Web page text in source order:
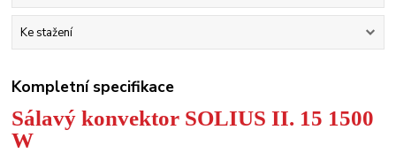
Ke stažení
Kompletní specifikace
Sálavý konvektor SOLIUS II. 15 1500
W